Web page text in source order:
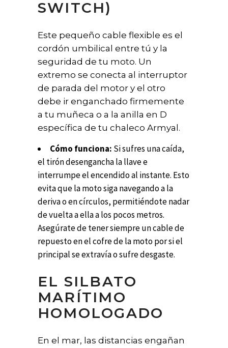
SWITCH)
Este pequeño cable flexible es el
cordón umbilical entre tú y la
seguridad de tu moto. Un
extremo se conecta al interruptor
de parada del motor y el otro
debe ir enganchado firmemente
a tu muñeca o a la anilla en D
específica de tu chaleco Armyal.
Cómo funciona: Si sufres una caída,
el tirón desengancha la llave e
interrumpe el encendido al instante. Esto
evita que la moto siga navegando a la
deriva o en círculos, permitiéndote nadar
de vuelta a ella a los pocos metros.
Asegúrate de tener siempre un cable de
repuesto en el cofre de la moto por si el
principal se extravía o sufre desgaste.
EL SILBATO
MARÍTIMO
HOMOLOGADO
En el mar, las distancias engañan